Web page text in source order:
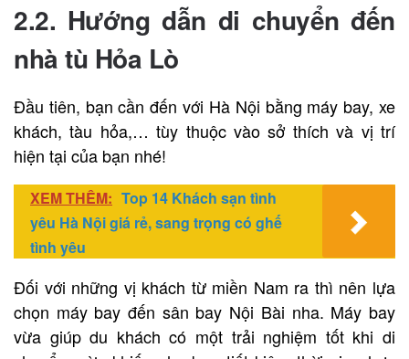
2.2. Hướng dẫn di chuyển đến
nhà tù Hỏa Lò
Đầu tiên, bạn cần đến với Hà Nội bằng máy bay, xe
khách, tàu hỏa,… tùy thuộc vào sở thích và vị trí
hiện tại của bạn nhé!
XEM THÊM: Top 14 Khách sạn tình
yêu Hà Nội giá rẻ, sang trọng có ghế
tình yêu
Đối với những vị khách từ miền Nam ra thì nên lựa
chọn máy bay đến sân bay Nội Bài nha. Máy bay
vừa giúp du khách có một trải nghiệm tốt khi di